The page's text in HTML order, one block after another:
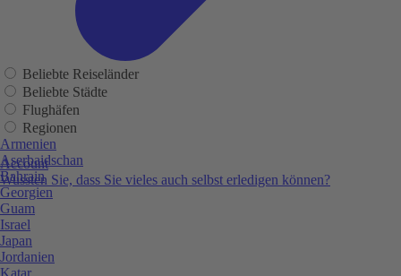
Account
Wussten Sie, dass Sie vieles auch selbst erledigen können?
Beliebte Reiseländer
Beliebte Städte
Flughäfen
Regionen
Armenien
Aserbaidschan
Bahrain
Georgien
Guam
Israel
Japan
Jordanien
Katar